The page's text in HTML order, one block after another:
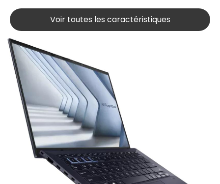
Voir toutes les caractéristiques